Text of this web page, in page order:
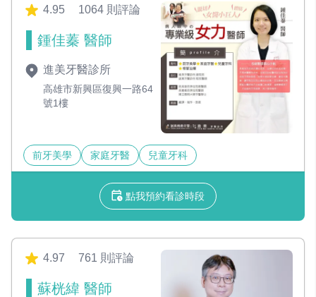
4.95 1064 則評論
鍾佳蓁 醫師
進美牙醫診所
高雄市新興區復興一路64
號1樓
前牙美學 家庭牙醫 兒童牙科
點我預約看診時段
4.97 761 則評論
蘇桄緯 醫師